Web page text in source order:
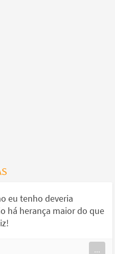
eu tenho deveria
há herança maior do que
...